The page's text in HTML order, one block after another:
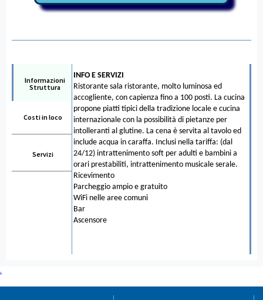
Informazioni
Struttura
Costi in loco
Servizi
INFO E SERVIZI
Ristorante sala ristorante, molto luminosa ed
accogliente, con capienza fino a 100 posti. La cucina
propone piatti tipici della tradizione locale e cucina
internazionale con la possibilità di pietanze per
intolleranti al glutine. La cena è servita al tavolo ed
include acqua in caraffa. Inclusi nella tariffa: (dal
24/12) intrattenimento soft per adulti e bambini a
orari prestabiliti, intrattenimento musicale serale.
Ricevimento
Parcheggio ampio e gratuito
WiFi nelle aree comuni
Bar
Ascensore
.